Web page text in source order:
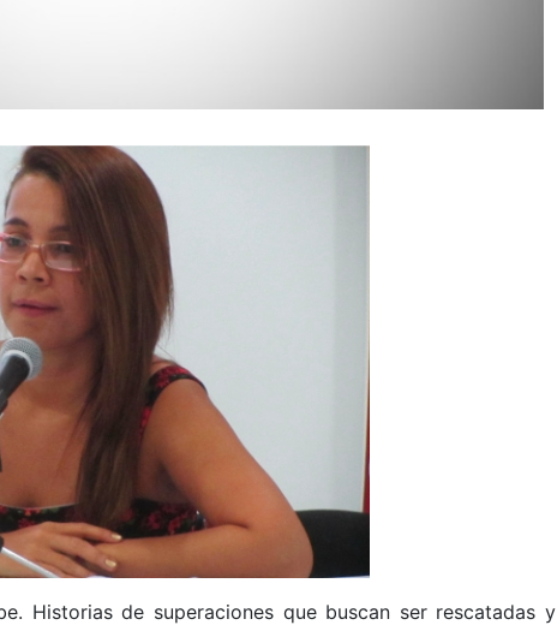
Historias de superaciones que buscan ser rescatadas y